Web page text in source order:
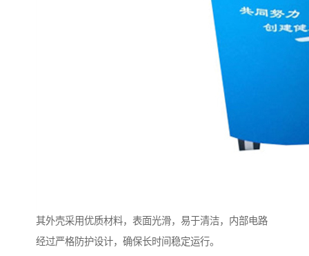
其外壳采用优质材料，表面光滑，易于清洁，内部电路
经过严格防护设计，确保长时间稳定运行。